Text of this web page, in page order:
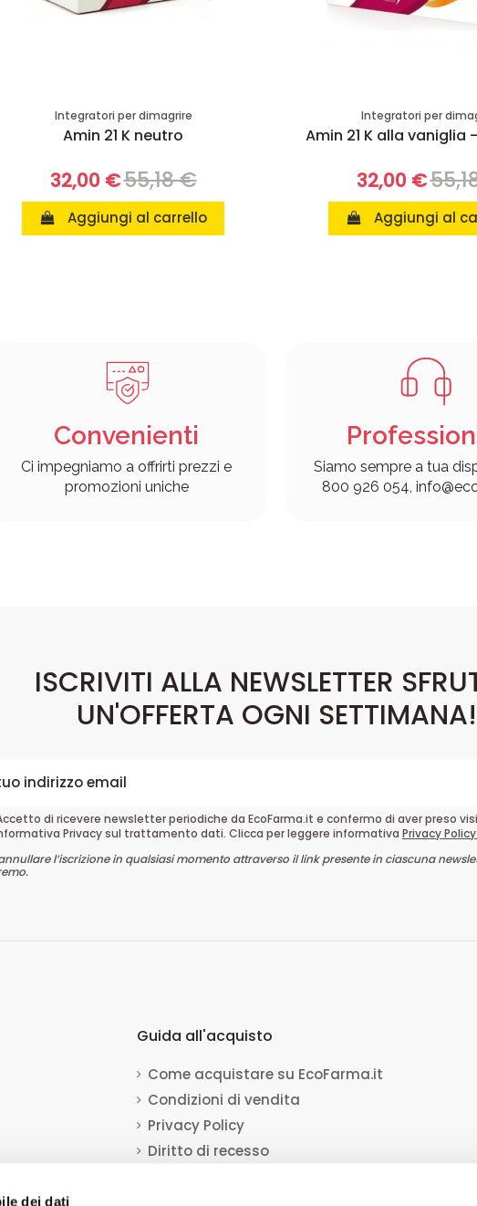
dei dati
Integratori per dimagrire
Amin 21 K neutro
32,00 €55,18 €
Aggiungi al carrello
Integratori per
Amin 21 K alla vaniglia
32,00 €
Aggiungi al
Convenienti
Ci impegniamo a offrirti prezzi e
promozioni uniche
Siamo sempre a tua
800 926 054,
ISCRIVITI ALLA NEWSLETTER
UN'OFFERTA OGNI SETTIMANA!
di ricevere newsletter periodiche da EcoFarma.it e confermo di aver preso
Privacy sul trattamento dati. Clicca per leggere informativa Privacy Policy
l’iscrizione in qualsiasi momento attraverso il link presente in ciascuna
Guida all'acquisto
Come acquistare su EcoFarma.it
Condizioni di vendita
Privacy Policy
Diritto di recesso